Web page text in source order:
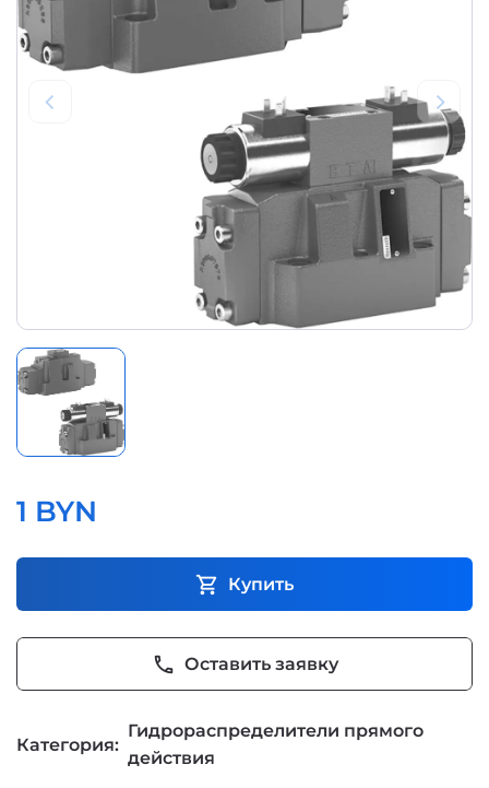
1 BYN
shopping_cart Купить
phone Оставить заявку
Категория:
Гидрораспределители прямого
действия